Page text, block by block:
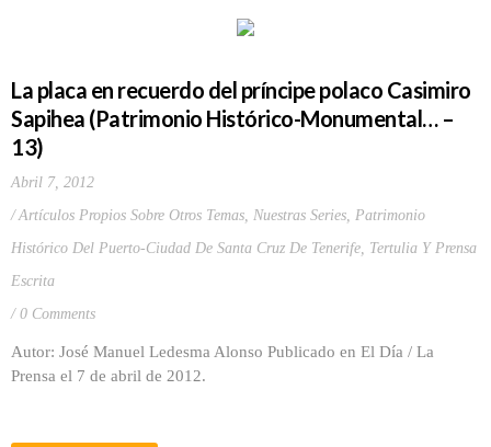
La placa en recuerdo del príncipe polaco Casimiro
Sapihea (Patrimonio Histórico-Monumental… –
13)
Abril 7, 2012
Artículos Propios Sobre Otros Temas, Nuestras Series, Patrimonio
Histórico Del Puerto-Ciudad De Santa Cruz De Tenerife, Tertulia Y Prensa
Escrita
0 Comments
Autor: José Manuel Ledesma Alonso Publicado en El Día / La
Prensa el 7 de abril de 2012.